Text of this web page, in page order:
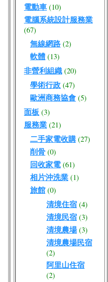
電動車 (10)
電腦系統設計服務業
(67)
無線網路 (2)
軟體 (13)
非營利組織 (20)
學術行政 (47)
歐洲商務協會 (5)
面板 (3)
服務業 (21)
二手家電收購 (27)
削骨 (0)
回收家電 (61)
相片沖洗業 (1)
旅館 (0)
清境住宿 (4)
清境民宿 (3)
清境農場 (3)
清境農場民宿
(2)
阿里山住宿
(2)